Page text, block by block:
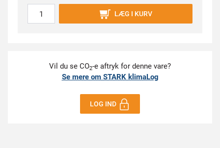
LÆG I KURV
Vil du se CO2-e aftryk for denne vare?
Se mere om STARK klimaLog
LOG IND